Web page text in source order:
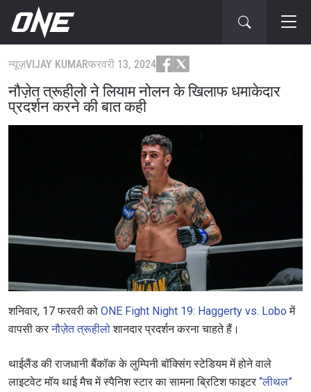
न्यूज़VIJAY KUMARफरवरी 13, 2024
नौज़ेत त्रूहीलो ने लियाम नोलन के खिलाफ धमाकेदार
प्रदर्शन करने की बात कही
शनिवार, 17 फरवरी को ONE Fight Night 19: Haggerty vs. Lobo में
वापसी करनौज़ेत त्रूहीलोशानदार प्रदर्शन करना चाहते हैं।
थाईलैंड की राजधानी बैंकॉक के लुम्पिनी बॉक्सिंग स्टेडियम में होने वाले
लाइटवेट मॉय थाई मैच में स्पैनिश स्टार का सामना ब्रिटिश फाइटर “लीथल”